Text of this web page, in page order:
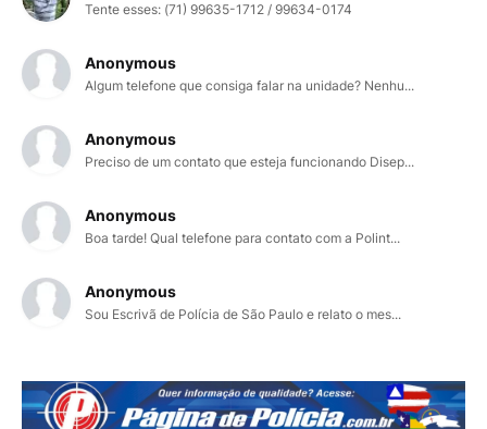
Tente esses: (71) 99635-1712 / 99634-0174
Anonymous
Algum telefone que consiga falar na unidade? Nenhu...
Anonymous
Preciso de um contato que esteja funcionando Disep...
Anonymous
Boa tarde! Qual telefone para contato com a Polint...
Anonymous
Sou Escrivã de Polícia de São Paulo e relato o mes...